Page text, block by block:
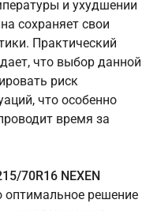
и ухудшении
сохраняет свои
Практический
что выбор данной
риск
что особенно
время за
70R16 NEXEN
оптимальное решение